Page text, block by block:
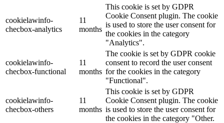
cookielawinfo-
checbox-analytics
11
months
This cookie is set by GDPR
Cookie Consent plugin. The cookie
is used to store the user consent for
the cookies in the category
"Analytics".
cookielawinfo-
checbox-functional
11
months
The cookie is set by GDPR cookie
consent to record the user consent
for the cookies in the category
"Functional".
cookielawinfo-
checbox-others
11
months
This cookie is set by GDPR
Cookie Consent plugin. The cookie
is used to store the user consent for
the cookies in the category "Other.